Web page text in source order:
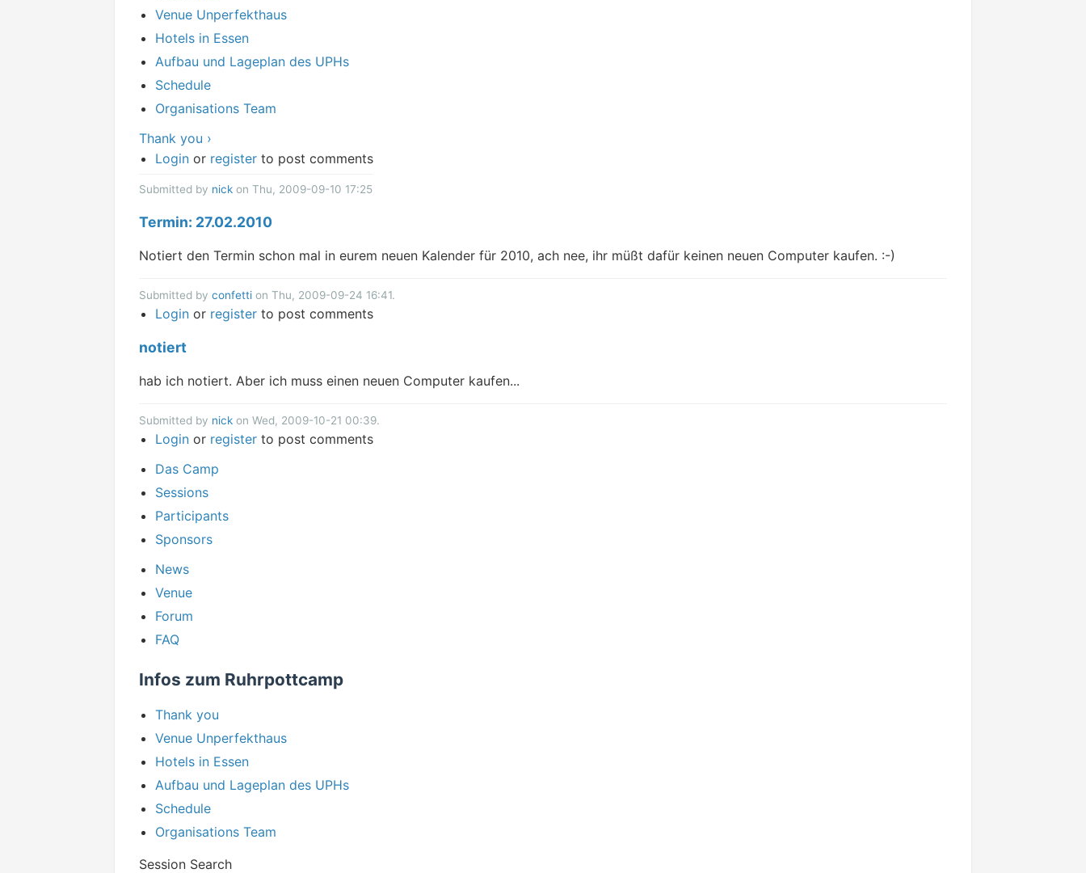
Venue Unperfekthaus
Hotels in Essen
Aufbau und Lageplan des UPHs
Schedule
Organisations Team
Thank you ›
Login or register to post comments
Submitted by nick on Thu, 2009-09-10 17:25
Termin: 27.02.2010
Notiert den Termin schon mal in eurem neuen Kalender für 2010, ach nee, ihr müßt dafür keinen neuen Computer kaufen. :-)
Submitted by confetti on Thu, 2009-09-24 16:41.
Login or register to post comments
notiert
hab ich notiert. Aber ich muss einen neuen Computer kaufen...
Submitted by nick on Wed, 2009-10-21 00:39.
Login or register to post comments
Das Camp
Sessions
Participants
Sponsors
News
Venue
Forum
FAQ
Infos zum Ruhrpottcamp
Thank you
Venue Unperfekthaus
Hotels in Essen
Aufbau und Lageplan des UPHs
Schedule
Organisations Team
Session Search